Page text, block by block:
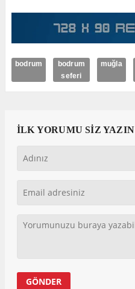
bodrum
bodrum
seferi
muğla
İLK YORUMU SİZ YAZIN